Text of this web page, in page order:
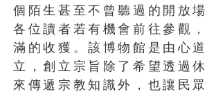
個陌生甚至不曾聽過的開放
各位讀者若有機會前往參觀
滿的收獲。該博物館是由心
立，創立宗旨除了希望透過
來傳遞宗教知識外，也讓民